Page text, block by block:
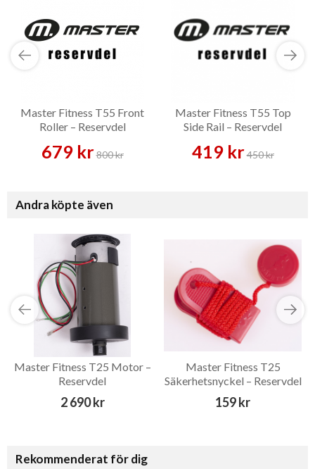
Master Fitness T55 Front
Roller – Reservdel
679 kr800 kr
Master Fitness T55 Top
Side Rail – Reservdel
419 kr450 kr
Andra köpte även
Master Fitness T25 Motor –
Reservdel
2 690 kr
Master Fitness T25
Säkerhetsnyckel – Reservdel
159 kr
Rekommenderat för dig